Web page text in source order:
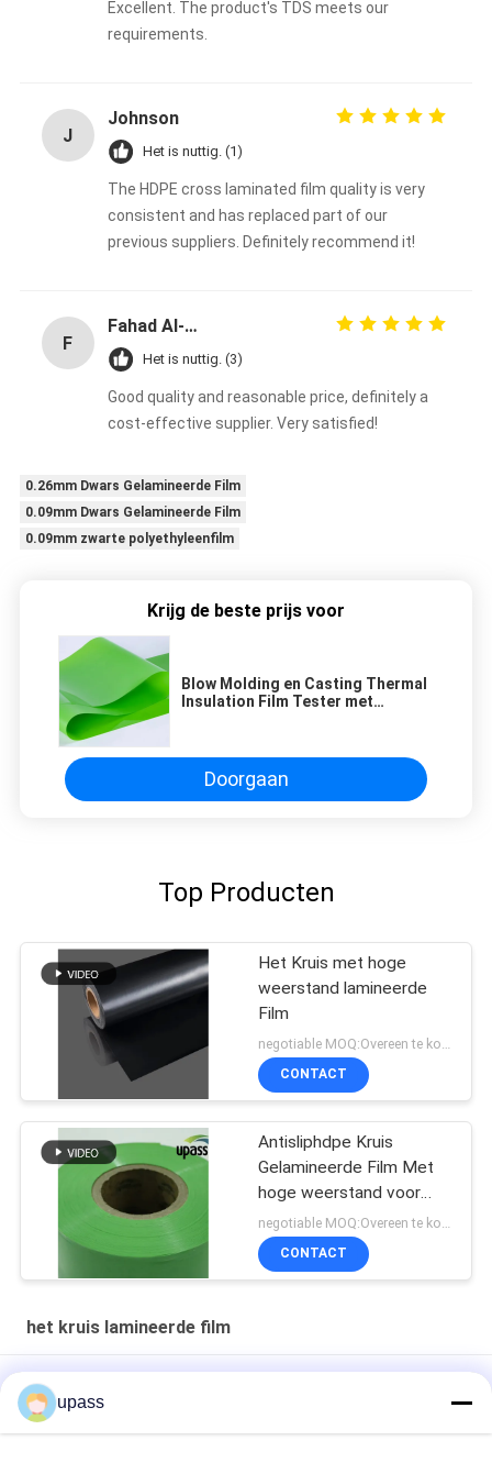
Excellent. The product's TDS meets our
requirements.
J
Johnson
Het is nuttig. (1)
The HDPE cross laminated film quality is very
consistent and has replaced part of our
previous suppliers. Definitely recommend it!
F
Fahad Al-Sabah
Het is nuttig. (3)
Good quality and reasonable price, definitely a
cost-effective supplier. Very satisfied!
0.26mm Dwars Gelamineerde Film
0.09mm Dwars Gelamineerde Film
0.09mm zwarte polyethyleenfilm
Krijg de beste prijs voor
Blow Molding en Casting Thermal
Insulation Film Tester met
Doorgaan
Top Producten
Het Kruis met hoge
weerstand lamineerde
Film
CONTACT
Antisliphdpe Kruis
Gelamineerde Film Met
hoge weerstand voor
Waterdichte Membranen
CONTACT
het kruis lamineerde film
265um melk Witte Kruis Gelamineerde Film voor Etiketdruk
Drukkend Etiket Dwars Gelamineerde Hdpe Plastic Vuurvaste
upass